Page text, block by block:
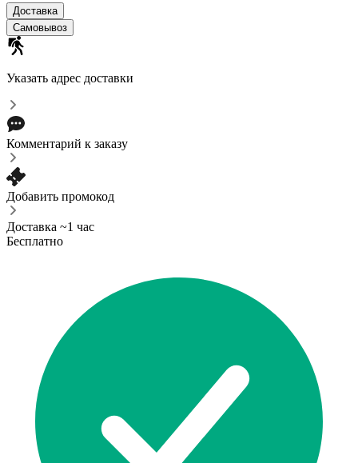
Доставка
Самовывоз
Указать адрес доставки
Комментарий к заказу
Добавить промокод
Доставка ~1 час
Бесплатно